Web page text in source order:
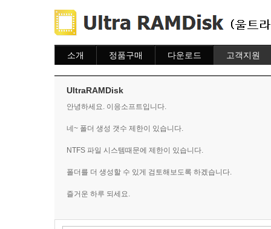
소개 정품구매
이용안내
다운로드 고객지원
UltraRAMDisk
안녕하세요. 이응소프트입니다.
네~ 폴더 생성 갯수 제한이 있습니다.
NTFS 파일 시스템때문에 제한이 있습니다.
폴더를 더 생성할 수 있게 검토해보도록 하겠습니다.
즐거운 하루 되세요.